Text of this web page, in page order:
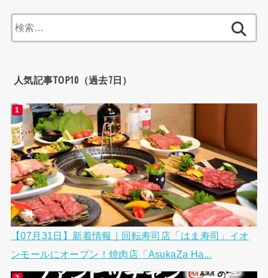
索:
人気記事TOP10（過去7日）
【07月31日】新着情報｜回転寿司店「はま寿司」イオ
ンモールにオープン！焼肉店「AsukaZa Ha...